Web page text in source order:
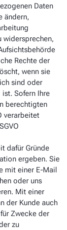
Daten
ändern,
widersprechen,
Rechte der
wenn sie
sind oder
Sofern Ihre
berechtigten
verarbeitet
dafür Gründe
ergeben. Sie
mit einer E-Mail
oder uns
Mit einer
der Kunde auch
Zwecke der
zu